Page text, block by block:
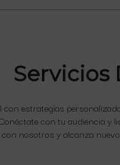
Servicios
estrategias
con tu audiencia
con nosotros y alcanza